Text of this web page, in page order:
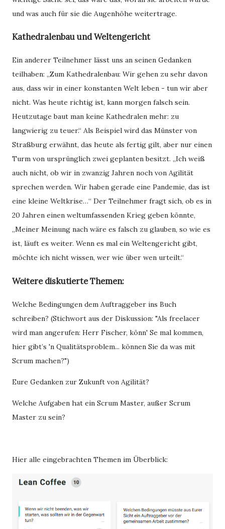
und was auch für sie die Augenhöhe weitertrage.
Kathedralenbau und Weltengericht
Ein anderer Teilnehmer lässt uns an seinen Gedanken
teilhaben: „Zum Kathedralenbau: Wir gehen zu sehr davon
aus, dass wir in einer konstanten Welt leben - tun wir aber
nicht. Was heute richtig ist, kann morgen falsch sein.
Heutzutage baut man keine Kathedralen mehr: zu
langwierig zu teuer.“ Als Beispiel wird das Münster von
Straßburg erwähnt, das heute als fertig gilt, aber nur einen
Turm von ursprünglich zwei geplanten besitzt. „Ich weiß
auch nicht, ob wir in zwanzig Jahren noch von Agilität
sprechen werden. Wir haben gerade eine Pandemie, das ist
eine kleine Weltkrise…“ Der Teilnehmer fragt sich, ob es in
20 Jahren einen weltumfassenden Krieg geben könnte,
„Meiner Meinung nach wäre es falsch zu glauben, so wie es
ist, läuft es weiter. Wenn es mal ein Weltengericht gibt,
möchte ich nicht wissen, wer wie über wen urteilt.“
Weitere diskutierte Themen:
Welche Bedingungen dem Auftraggeber ins Buch
schreiben? (Stichwort aus der Diskussion: "Als freelacer
wird man angerufen: Herr Fischer, könn' Se mal kommen,
hier gibt’s 'n Qualitätsproblem... können Sie da was mit
Scrum machen?")
Eure Gedanken zur Zukunft von Agilität?
Welche Aufgaben hat ein Scrum Master, außer Scrum
Master zu sein?
Hier alle eingebrachten Themen im Überblick: